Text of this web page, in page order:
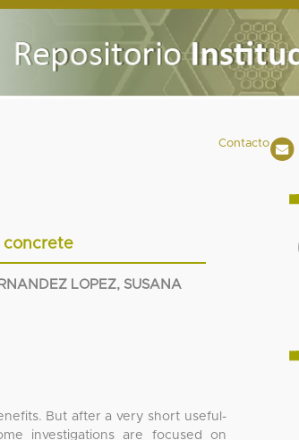
Contacto
concrete
LOPEZ, SUSANA
But after a very short useful-
investigations are focused on